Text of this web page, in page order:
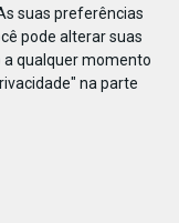
suas preferências
pode alterar suas
qualquer momento
na parte